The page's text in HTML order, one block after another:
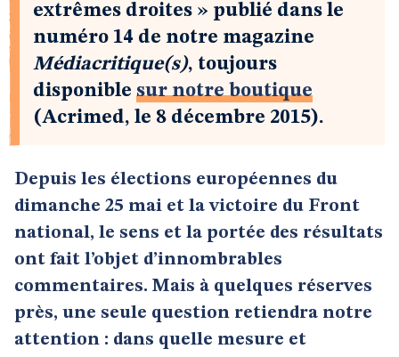
extrêmes droites » publié dans le
numéro 14 de notre magazine
Médiacritique(s), toujours
disponible sur notre boutique
(Acrimed, le 8 décembre 2015).
Depuis les élections européennes du
dimanche 25 mai et la victoire du Front
national, le sens et la portée des résultats
ont fait l’objet d’innombrables
commentaires. Mais à quelques réserves
près, une seule question retiendra notre
attention : dans quelle mesure et